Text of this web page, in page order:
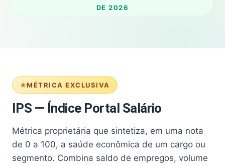
DE 2026
MÉTRICA EXCLUSIVA
IPS — Índice Portal Salário
Métrica proprietária que sintetiza, em uma nota
de 0 a 100, a saúde econômica de um cargo ou
segmento. Combina saldo de empregos, volume